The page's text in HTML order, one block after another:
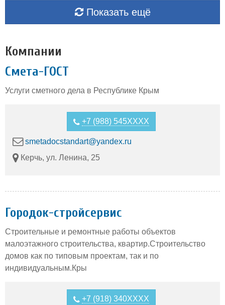
Показать ещё
Компании
Смета-ГОСТ
Услуги сметного дела в Республике Крым
+7 (988) 545XXXX
smetadocstandart@yandex.ru
Керчь, ул. Ленина, 25
Городок-стройсервис
Строительные и ремонтные работы объектов
малоэтажного строительства, квартир.Строительство
домов как по типовым проектам, так и по
индивидуальным.Кры
+7 (918) 340XXXX